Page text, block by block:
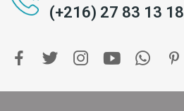
(+216) 27 83 13 18